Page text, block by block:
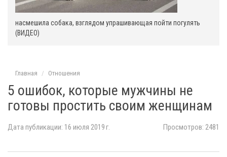
насмешила собака, взглядом упрашивающая пойти погулять
(ВИДЕО)
Главная Отношения
5 ошибок, которые мужчины не
готовы простить своим женщинам
Дата публикации: 16 июля 2019 г. Просмотров: 2481